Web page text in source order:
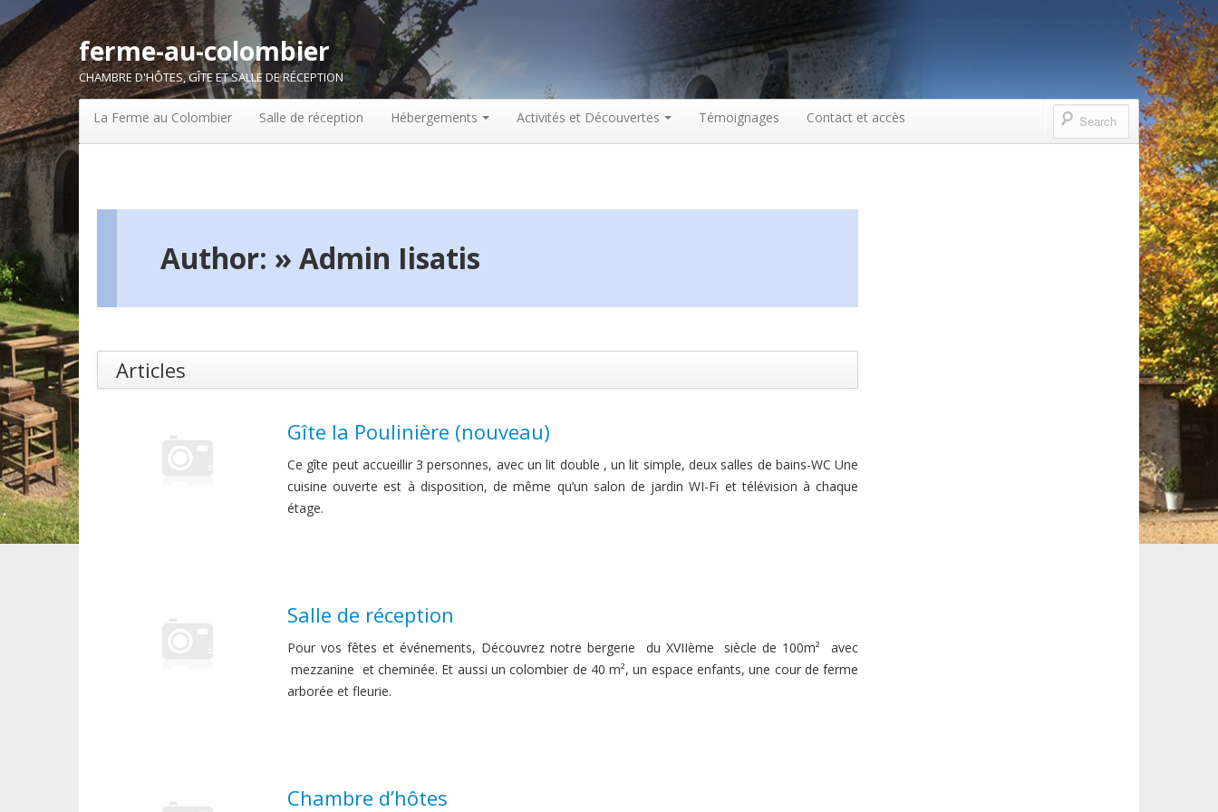
ferme-au-colombier
CHAMBRE D'HÔTES, GÎTE ET SALLE DE RÉCEPTION
La Ferme au Colombier Salle de réception Hébergements Activités et Découvertes Témoignages Contact et accès
Author: » Admin Iisatis
Articles
Gîte la Poulinière (nouveau)
Ce gîte peut accueillir 3 personnes, avec un lit double , un lit simple, deux salles de bains-WC Une
cuisine ouverte est à disposition, de même qu’un salon de jardin WI-Fi et télévision à chaque
étage.
Salle de réception
Pour vos fêtes et événements, Découvrez notre bergerie du XVIIème siècle de 100m² avec
mezzanine et cheminée. Et aussi un colombier de 40 m², un espace enfants, une cour de ferme
arborée et fleurie.
Chambre d’hôtes